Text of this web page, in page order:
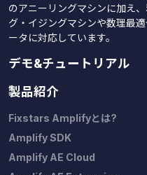
のアニーリングマシンに加え
グ・イジングマシンや数理最
ータに対応しています。
デモ&チュートリアル
製品紹介
Fixstars Amplifyとは?
Amplify SDK
Amplify AE Cloud